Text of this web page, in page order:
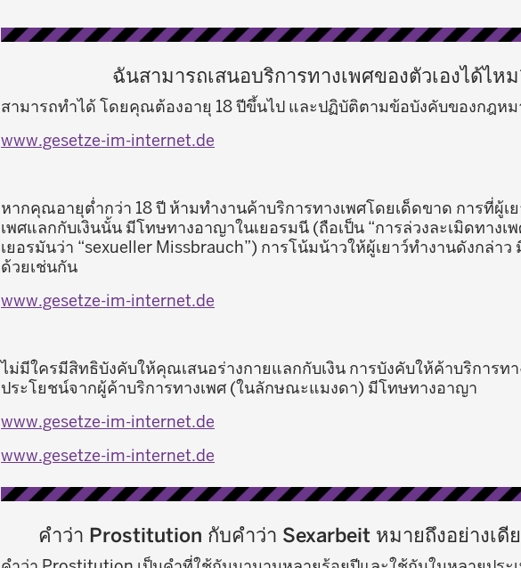
ฉันสามารถเสนอบริการทางเพศของตัวเองได้ไห
สามารถทำได้ โดยคุณต้องอายุ 18 ปีขึ้นไป และปฏิบัติตามข้อบังคับของกฎหม
www.gesetze-im-internet.de
หากคุณอายุต่ำกว่า 18 ปี ห้ามทำงานค้าบริการทางเพศโดยเด็ดขาด การที่ผู้เ
เพศแลกกับเงินนั้น มีโทษทางอาญาในเยอรมนี (ถือเป็น “การล่วงละเมิดทางเพ
เยอรมันว่า “sexueller Missbrauch”) การโน้มน้าวให้ผู้เยาว์ทำงานดังกล่า
ด้วยเช่นกัน
www.gesetze-im-internet.de
ไม่มีใครมีสิทธิบังคับให้คุณเสนอร่างกายแลกกับเงิน การบังคับให้ค้าบริการทา
ประโยชน์จากผู้ค้าบริการทางเพศ (ในลักษณะแมงดา) มีโทษทางอาญา
www.gesetze-im-internet.de
www.gesetze-im-internet.de
คำว่า Prostitution กับคำว่า Sexarbeit หมายถึงอย่างเดี